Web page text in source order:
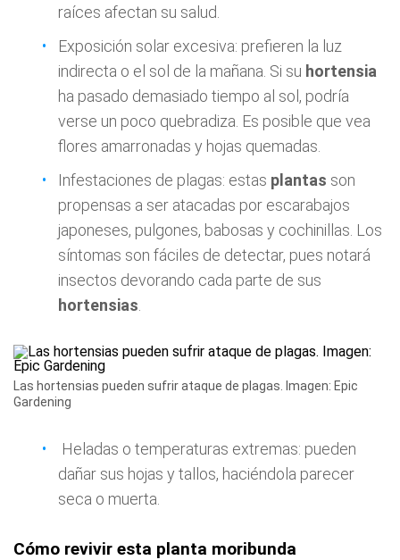
raíces afectan su salud.
Exposición solar excesiva: prefieren la luz
indirecta o el sol de la mañana. Si su hortensia
ha pasado demasiado tiempo al sol, podría
verse un poco quebradiza. Es posible que vea
flores amarronadas y hojas quemadas.
Infestaciones de plagas: estas plantas son
propensas a ser atacadas por escarabajos
japoneses, pulgones, babosas y cochinillas. Los
síntomas son fáciles de detectar, pues notará
insectos devorando cada parte de sus
hortensias
Las hortensias pueden sufrir ataque de plagas. Imagen: Epic
Gardening
Heladas o temperaturas extremas: pueden
dañar sus hojas y tallos, haciéndola parecer
seca o muerta.
Cómo revivir esta planta moribunda